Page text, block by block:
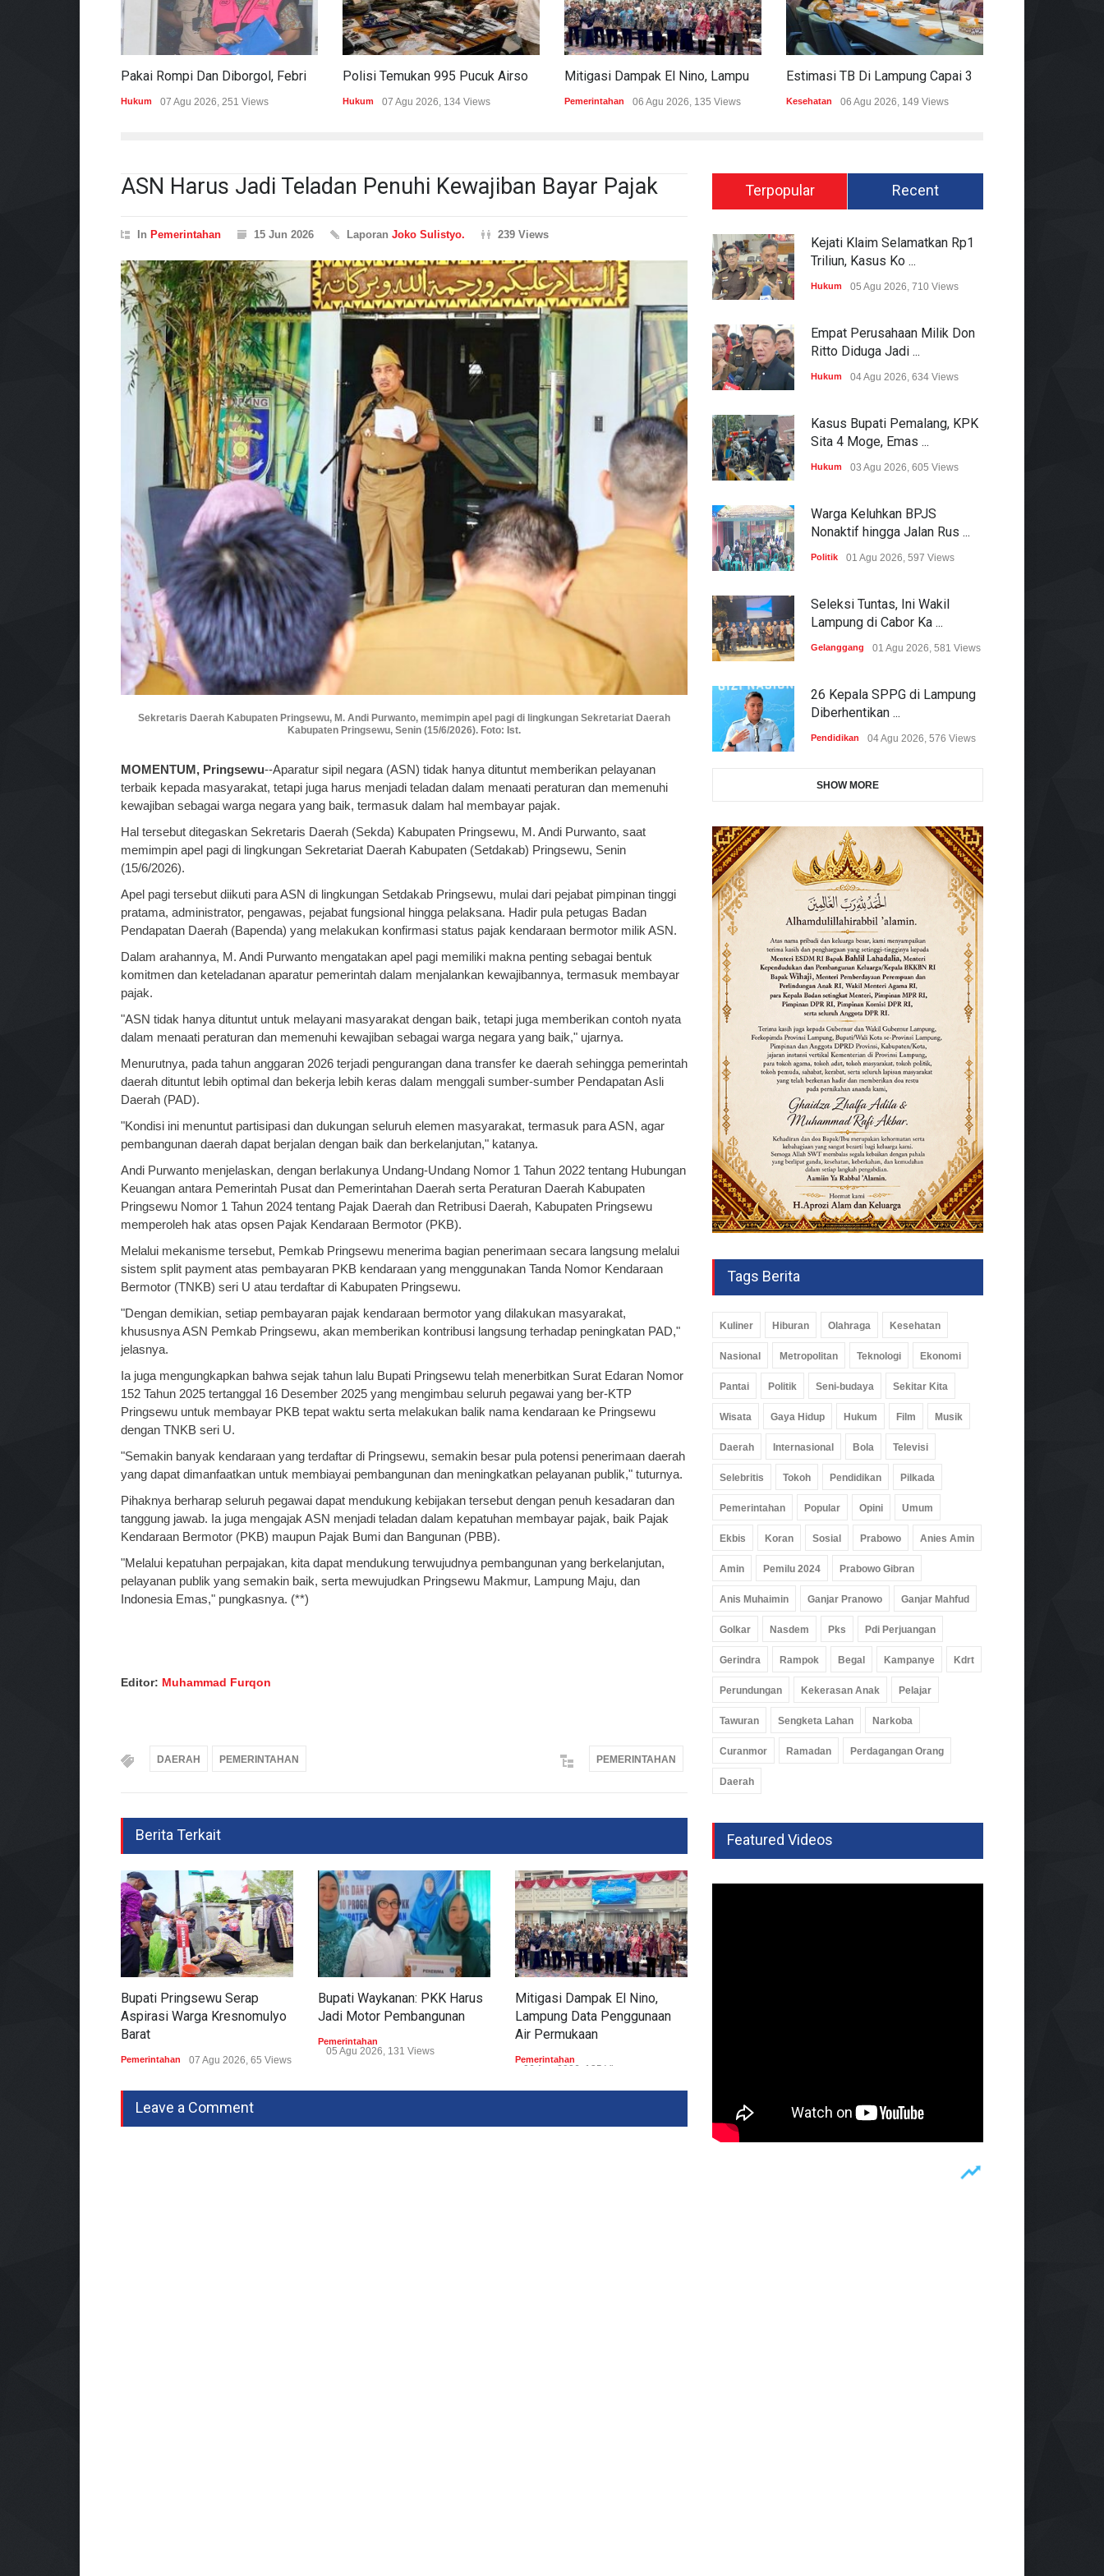
Hukum 07 Agu 2026, 251 Views Hukum 07 Agu 2026, 134 Views Pemerintahan 06 Agu 2026, 135 Views Kesehatan 06 Agu 2026, 149 Views
ASN Harus Jadi Teladan Penuhi Kewajiban Bayar Pajak
In Pemerintahan 15 Jun 2026 Laporan Joko Sulistyo. 239 Views
Sekretaris Daerah Kabupaten Pringsewu, M. Andi Purwanto, memimpin apel pagi di lingkungan Sekretariat Daerah
Kabupaten Pringsewu, Senin (15/6/2026). Foto: Ist.
MOMENTUM, Pringsewu--Aparatur sipil negara (ASN) tidak hanya dituntut memberikan pelayanan
terbaik kepada masyarakat, tetapi juga harus menjadi teladan dalam menaati peraturan dan memenuhi
kewajiban sebagai warga negara yang baik, termasuk dalam hal membayar pajak.
Hal tersebut ditegaskan Sekretaris Daerah (Sekda) Kabupaten Pringsewu, M. Andi Purwanto, saat
memimpin apel pagi di lingkungan Sekretariat Daerah Kabupaten (Setdakab) Pringsewu, Senin
(15/6/2026).
Apel pagi tersebut diikuti para ASN di lingkungan Setdakab Pringsewu, mulai dari pejabat pimpinan tinggi
pratama, administrator, pengawas, pejabat fungsional hingga pelaksana. Hadir pula petugas Badan
Pendapatan Daerah (Bapenda) yang melakukan konfirmasi status pajak kendaraan bermotor milik ASN.
Dalam arahannya, M. Andi Purwanto mengatakan apel pagi memiliki makna penting sebagai bentuk
komitmen dan keteladanan aparatur pemerintah dalam menjalankan kewajibannya, termasuk membayar
pajak.
"ASN tidak hanya dituntut untuk melayani masyarakat dengan baik, tetapi juga memberikan contoh nyata
dalam menaati peraturan dan memenuhi kewajiban sebagai warga negara yang baik," ujarnya.
Menurutnya, pada tahun anggaran 2026 terjadi pengurangan dana transfer ke daerah sehingga pemerintah
daerah dituntut lebih optimal dan bekerja lebih keras dalam menggali sumber-sumber Pendapatan Asli
Daerah (PAD).
"Kondisi ini menuntut partisipasi dan dukungan seluruh elemen masyarakat, termasuk para ASN, agar
pembangunan daerah dapat berjalan dengan baik dan berkelanjutan," katanya.
Andi Purwanto menjelaskan, dengan berlakunya Undang-Undang Nomor 1 Tahun 2022 tentang Hubungan
Keuangan antara Pemerintah Pusat dan Pemerintahan Daerah serta Peraturan Daerah Kabupaten
Pringsewu Nomor 1 Tahun 2024 tentang Pajak Daerah dan Retribusi Daerah, Kabupaten Pringsewu
memperoleh hak atas opsen Pajak Kendaraan Bermotor (PKB).
Melalui mekanisme tersebut, Pemkab Pringsewu menerima bagian penerimaan secara langsung melalui
sistem split payment atas pembayaran PKB kendaraan yang menggunakan Tanda Nomor Kendaraan
Bermotor (TNKB) seri U atau terdaftar di Kabupaten Pringsewu.
"Dengan demikian, setiap pembayaran pajak kendaraan bermotor yang dilakukan masyarakat,
khususnya ASN Pemkab Pringsewu, akan memberikan kontribusi langsung terhadap peningkatan PAD,"
jelasnya.
Ia juga mengungkapkan bahwa sejak tahun lalu Bupati Pringsewu telah menerbitkan Surat Edaran Nomor
152 Tahun 2025 tertanggal 16 Desember 2025 yang mengimbau seluruh pegawai yang ber-KTP
Pringsewu untuk membayar PKB tepat waktu serta melakukan balik nama kendaraan ke Pringsewu
dengan TNKB seri U.
"Semakin banyak kendaraan yang terdaftar di Pringsewu, semakin besar pula potensi penerimaan daerah
yang dapat dimanfaatkan untuk membiayai pembangunan dan meningkatkan pelayanan publik," tuturnya.
Pihaknya berharap seluruh pegawai dapat mendukung kebijakan tersebut dengan penuh kesadaran dan
tanggung jawab. Ia juga mengajak ASN menjadi teladan dalam kepatuhan membayar pajak, baik Pajak
Kendaraan Bermotor (PKB) maupun Pajak Bumi dan Bangunan (PBB).
"Melalui kepatuhan perpajakan, kita dapat mendukung terwujudnya pembangunan yang berkelanjutan,
pelayanan publik yang semakin baik, serta mewujudkan Pringsewu Makmur, Lampung Maju, dan
Indonesia Emas," pungkasnya. (**)
Editor: Muhammad Furqon
DAERAH PEMERINTAHAN PEMERINTAHAN
Berita Terkait
Bupati Pringsewu Serap
Aspirasi Warga Kresnomulyo
Barat
Pemerintahan 07 Agu 2026, 65 Views
Bupati Waykanan: PKK Harus
Jadi Motor Pembangunan
Pemerintahan
05 Agu 2026, 131 Views
Mitigasi Dampak El Nino,
Lampung Data Penggunaan
Air Permukaan
Pemerintahan
06 Agu 2026, 135 Views
Leave a Comment
Terpopular Recent
Kejati Klaim Selamatkan Rp1
Triliun, Kasus Ko ...
Hukum 05 Agu 2026, 710 Views
Empat Perusahaan Milik Don
Ritto Diduga Jadi ...
Hukum 04 Agu 2026, 634 Views
Kasus Bupati Pemalang, KPK
Sita 4 Moge, Emas ...
Hukum 03 Agu 2026, 605 Views
Warga Keluhkan BPJS
Nonaktif hingga Jalan Rus ...
Politik 01 Agu 2026, 597 Views
Seleksi Tuntas, Ini Wakil
Lampung di Cabor Ka ...
Gelanggang 01 Agu 2026, 581 Views
26 Kepala SPPG di Lampung
Diberhentikan ...
Pendidikan 04 Agu 2026, 576 Views
SHOW MORE
Tags Berita
Kuliner Hiburan Olahraga Kesehatan
Nasional Metropolitan Teknologi Ekonomi
Pantai Politik Seni-budaya Sekitar Kita
Wisata Gaya Hidup Hukum Film Musik
Daerah Internasional Bola Televisi
Selebritis Tokoh Pendidikan Pilkada
Pemerintahan Popular Opini Umum
Ekbis Koran Sosial Prabowo Anies Amin
Amin Pemilu 2024 Prabowo Gibran
Anis Muhaimin Ganjar Pranowo Ganjar Mahfud
Golkar Nasdem Pks Pdi Perjuangan
Gerindra Rampok Begal Kampanye Kdrt
Perundungan Kekerasan Anak Pelajar
Tawuran Sengketa Lahan Narkoba
Curanmor Ramadan Perdagangan Orang
Daerah
Featured Videos